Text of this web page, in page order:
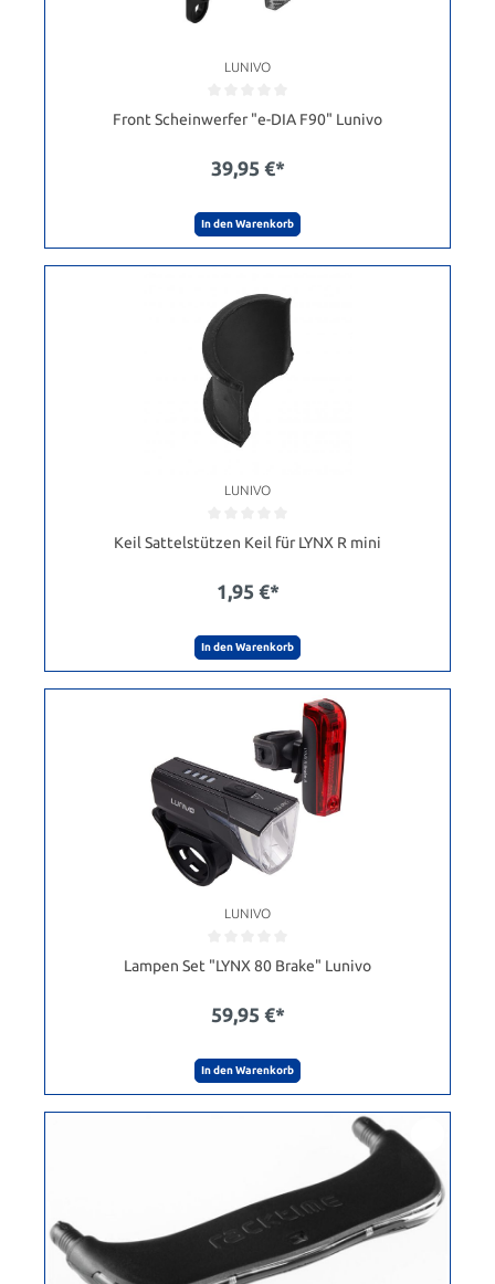
LUNIVO
Front Scheinwerfer "e-DIA F90" Lunivo
39,95 €*
In den Warenkorb
LUNIVO
Keil Sattelstützen Keil für LYNX R mini
1,95 €*
In den Warenkorb
LUNIVO
Lampen Set "LYNX 80 Brake" Lunivo
59,95 €*
In den Warenkorb